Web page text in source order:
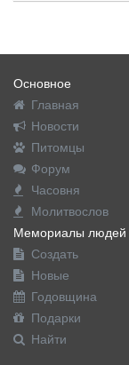
Основное
Главная
Новости
Питомцы
Форум
Часовня
Молитвослов
Мемориалы людей
Создать
Новые
Годовщина
Подарки
Найти